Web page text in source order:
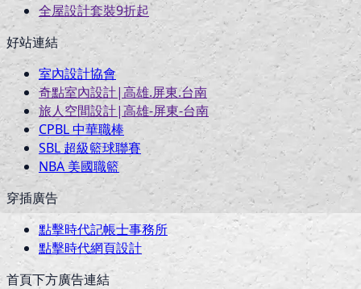
全屋設計套裝9折起
好站連結
室內設計協會
奇點室內設計|高雄.屏東.台南
旅人空間設計|高雄-屏東-台南
CPBL 中華職棒
SBL 超級籃球聯賽
NBA 美國職籃
穿插廣告
點擊時代記帳士事務所
點擊時代網頁設計
首頁下方廣告連結